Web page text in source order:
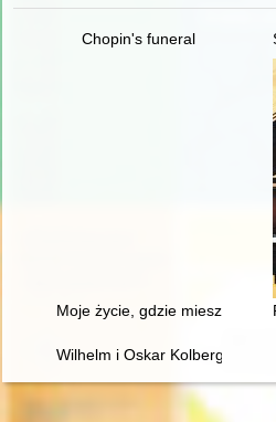
Chopin's funeral
Moje życie, gdzie mieszka
Wilhelm i Oskar Kolbergowie -